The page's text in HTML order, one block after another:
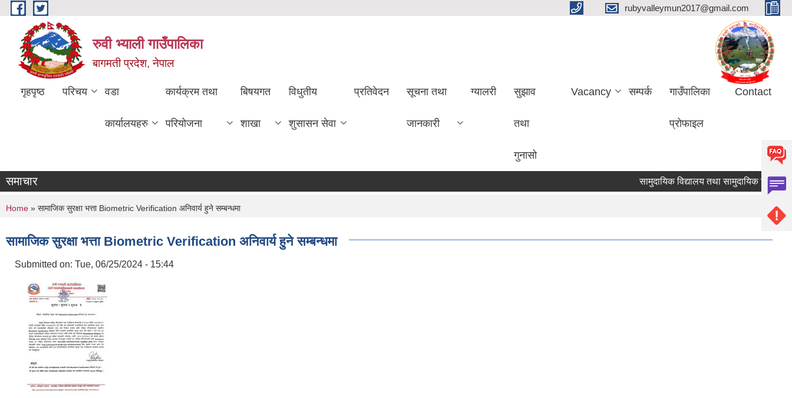
Skip to main content rubyvalleymun2017@gmail.com
रुवी भ्याली गाउँपालिका
बागमती प्रदेश, नेपाल
गृहपृष्ठ परिचय वडा
कार्यालयहरु
कार्यक्रम तथा
परियोजना
बिषयगत
शाखा
विधुतीय
शुसासन सेवा
प्रतिवेदन सूचना तथा
जानकारी
ग्यालरी सुझाव
तथा
गुनासो
Vacancy सम्पर्क गाउँपालिका
प्रोफाइल
Contact
समाचार सामुदायिक विद्यालय तथा सामुदायिक
You are here
Home » सामाजिक सुरक्षा भत्ता Biometric Verification अनिवार्य हुने सम्बन्धमा
सामाजिक सुरक्षा भत्ता Biometric Verification अनिवार्य हुने सम्बन्धमा
Submitted on: Tue, 06/25/2024 - 15:44